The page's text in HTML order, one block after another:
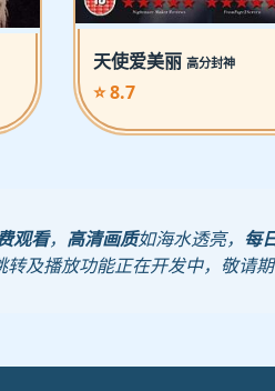
天使爱美丽 高分封神
⭐ 8.7
观看， 高清画质如海水透亮， 每
及播放功能正在开发中，敬请